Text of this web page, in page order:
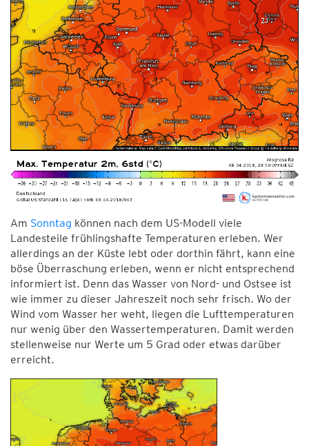
Am Sonntag können nach dem US-Modell viele
Landesteile frühlingshafte Temperaturen erleben. Wer
allerdings an der Küste lebt oder dorthin fährt, kann eine
böse Überraschung erleben, wenn er nicht entsprechend
informiert ist. Denn das Wasser von Nord- und Ostsee ist
wie immer zu dieser Jahreszeit noch sehr frisch. Wo der
Wind vom Wasser her weht, liegen die Lufttemperaturen
nur wenig über den Wassertemperaturen. Damit werden
stellenweise nur Werte um 5 Grad oder etwas darüber
erreicht.